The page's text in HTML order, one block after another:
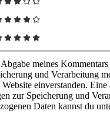
meines
und Verarbeitung
Website einverstanden.
zur Speicherung und
Daten kannst du